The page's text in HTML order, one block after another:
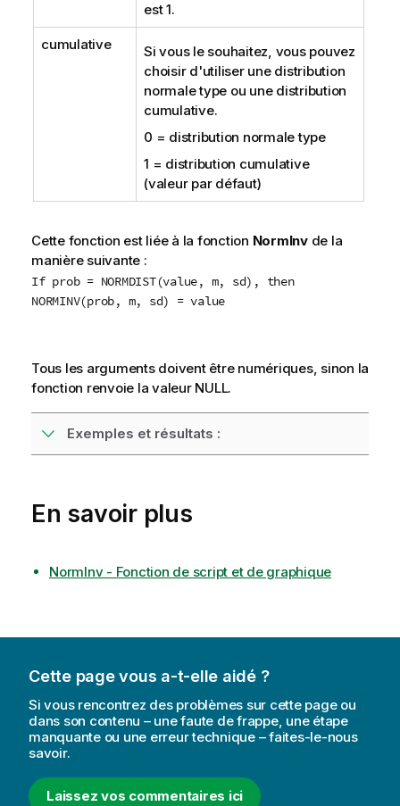
est 1.
cumulative
Si vous le souhaitez, vous pouvez
choisir d'utiliser une distribution
normale type ou une distribution
cumulative.
0 = distribution normale type
1 = distribution cumulative
(valeur par défaut)
Cette fonction est liée à la fonction NormInvde la
manière suivante :
If prob = NORMDIST(value, m, sd), then
NORMINV(prob, m, sd) = value
Tous les arguments doivent être numériques, sinon la
fonction renvoie la valeur NULL.
Exemples et résultats :
En savoir plus
NormInv - Fonction de script et de graphique
Cette page vous a-t-elle aidé ?
Si vous rencontrez des problèmes sur cette page ou
dans son contenu – une faute de frappe, une étape
manquante ou une erreur technique – faites-le-nous
savoir.
Laissez vos commentaires ici